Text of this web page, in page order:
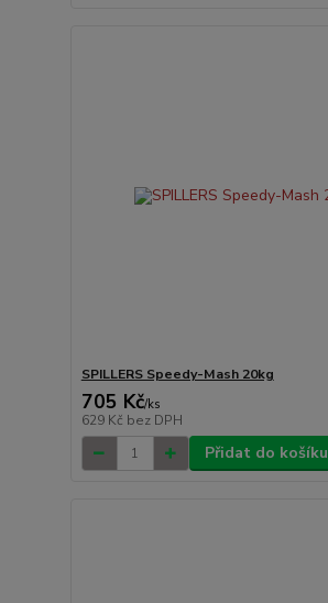
SPILLERS Speedy-Mash 20kg
705 Kč/ks
629 Kč bez DPH
Přidat do košíku